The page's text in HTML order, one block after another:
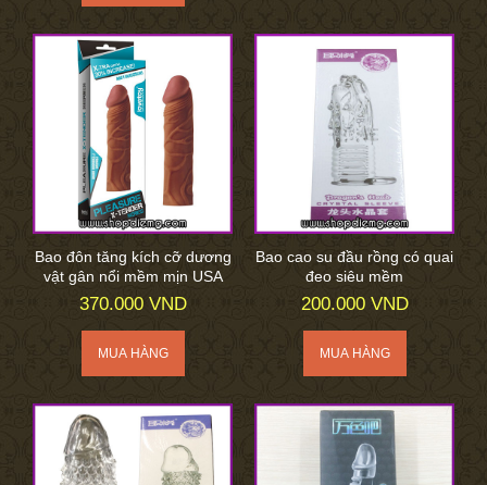
Bao đôn tăng kích cỡ dương
vật gân nổi mềm mịn USA
370.000 VND
Bao cao su đầu rồng có quai
đeo siêu mềm
200.000 VND